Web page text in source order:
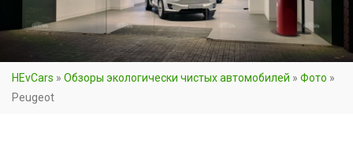
HEvCars » Обзоры экологически чистых автомобилей » Фото »
Peugeot